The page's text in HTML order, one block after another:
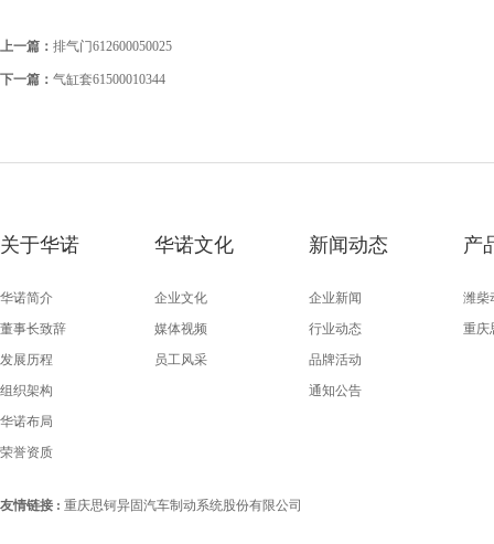
上一篇： 排气门612600050025
下一篇： 气缸套61500010344
关于华诺
华诺简介
董事长致辞
发展历程
组织架构
华诺布局
荣誉资质
华诺文化
企业文化
媒体视频
员工风采
新闻动态
企业新闻
行业动态
品牌活动
通知公告
产
潍柴
重庆
友情链接 : 重庆思钶异固汽车制动系统股份有限公司